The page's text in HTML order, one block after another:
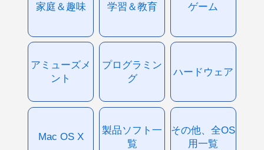
家庭＆趣味 学習＆教育 ゲーム
アミューズメ
ント
プログラミン
グ
ハードウェア
Mac OS X
製品ソフト一
覧
その他、全OS
用一覧